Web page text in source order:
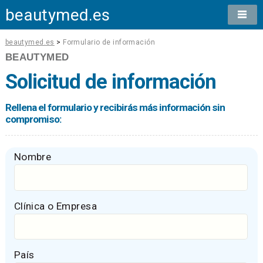
beautymed.es
beautymed.es > Formulario de información
BEAUTYMED
Solicitud de información
Rellena el formulario y recibirás más información sin
compromiso:
Nombre
Clínica o Empresa
País